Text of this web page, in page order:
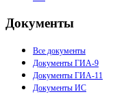
Документы
Все документы
Документы ГИА-9
Документы ГИА-11
Документы ИС